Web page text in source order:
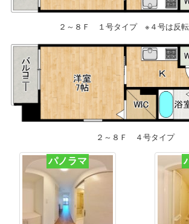
２～８Ｆ １号タイプ ※４号は反転
２～８Ｆ ４号タイプ
パノラマ